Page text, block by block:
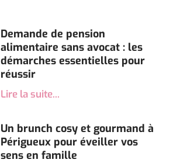
Demande de pension
alimentaire sans avocat : les
démarches essentielles pour
réussir
Lire la suite...
Un brunch cosy et gourmand à
Périgueux pour éveiller vos
sens en famille